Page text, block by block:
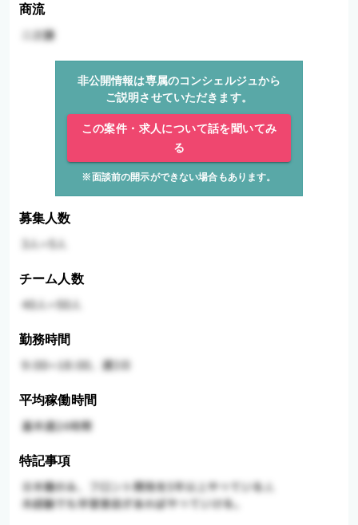
商流
非公開情報は専属のコンシェルジュから
ご説明させていただきます。
この案件・求人について話を聞いてみ
る
※面談前の開示ができない場合もあります。
募集人数
チーム人数
勤務時間
平均稼働時間
特記事項